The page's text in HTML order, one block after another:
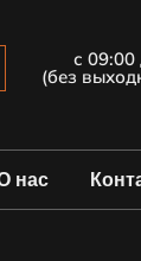
с 09:00
(без
нас